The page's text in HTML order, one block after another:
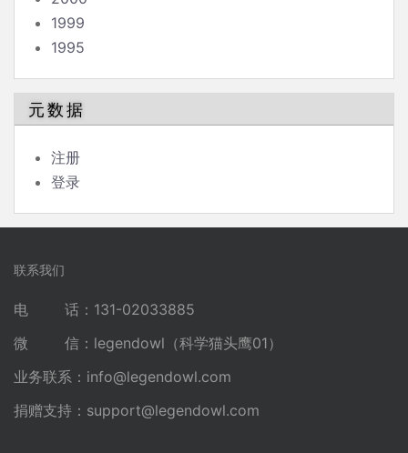
1999
1995
元数据
注册
登录
联系我们
电 话：131-02033885
微 信：legendowl（科学猫头鹰01）
业务联系： info@legendowl.com
捐赠支持： support@legendowl.com